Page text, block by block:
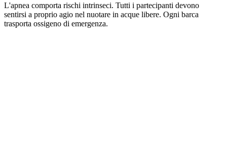
L'apnea comporta rischi intrinseci. Tutti i partecipanti devono
sentirsi a proprio agio nel nuotare in acque libere. Ogni barca
trasporta ossigeno di emergenza.